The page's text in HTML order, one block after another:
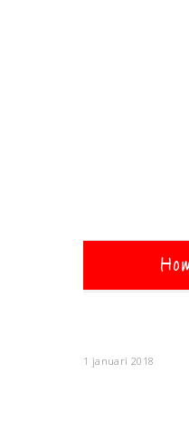
1 januari 2018